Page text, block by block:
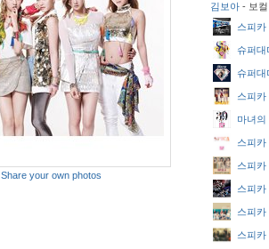
Share your own photos
김보아 - 보
스피카
슈퍼대
슈퍼대
스피카
마녀
스피카
스피카
스피카
스피카
스피카